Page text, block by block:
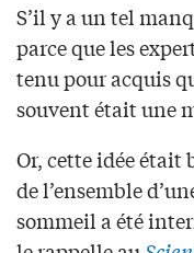
S’il y a un tel
parce que les
tenu pour acquis
souvent était une
Or, cette idée était
de l’ensemble
sommeil a été